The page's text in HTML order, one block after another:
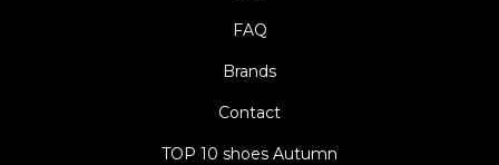
FAQ
Brands
Contact
TOP 10 shoes Autumn